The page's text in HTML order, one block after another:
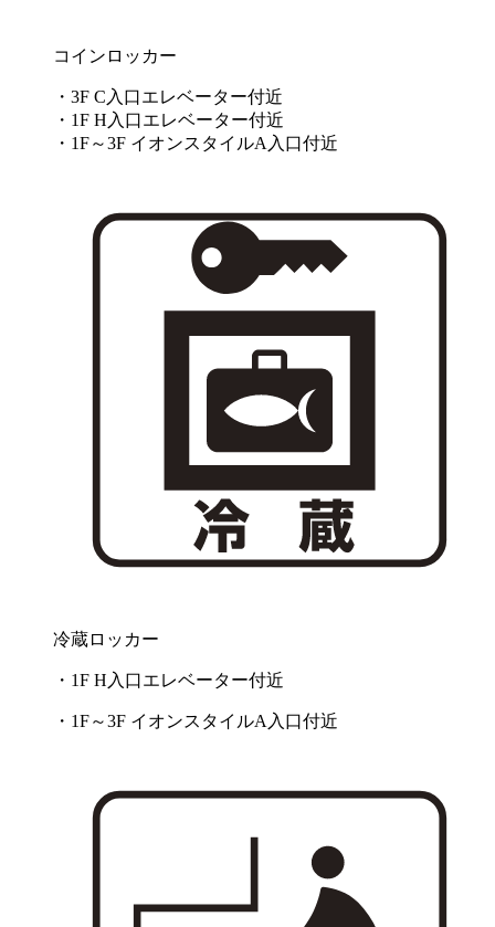
コインロッカー
・3F C入口エレベーター付近
・1F H入口エレベーター付近
・1F～3F イオンスタイルA入口付近
冷蔵ロッカー
・1F H入口エレベーター付近
・1F～3F イオンスタイルA入口付近